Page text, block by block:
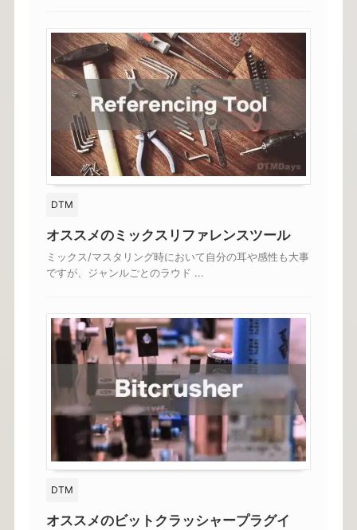
DTM
オススメのミックスリファレンスツール
ミックス/マスタリング時において自分の耳や感性も大事
ですが、ジャンルごとのラウド ...
DTM
オススメのビットクラッシャープラグイ